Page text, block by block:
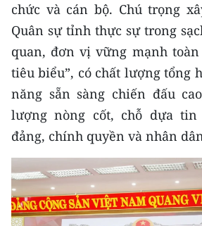
Đồng bằng sông Hồng
Bắc Trung Bộ
Duyên hải Nam Trung Bộ và Tây
Nguyên
Đông Nam Bộ
Đồng bằng sông Cửu Long
Chuyên trang Hà Nội
chức và cán bộ. Chú trọng
Quân sự tỉnh thực sự trong
quan, đơn vị vững mạnh
tiêu biểu”, có chất lượng tổng
năng sẵn sàng chiến đấu
lượng nòng cốt, chỗ dựa
đảng, chính quyền và nhân